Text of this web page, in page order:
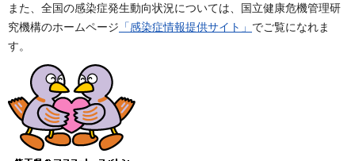
また、全国の感染症発生動向状況については、国立健康危機管理研
究機構のホームページ 「感染症情報提供サイト」 でご覧になれま
す。